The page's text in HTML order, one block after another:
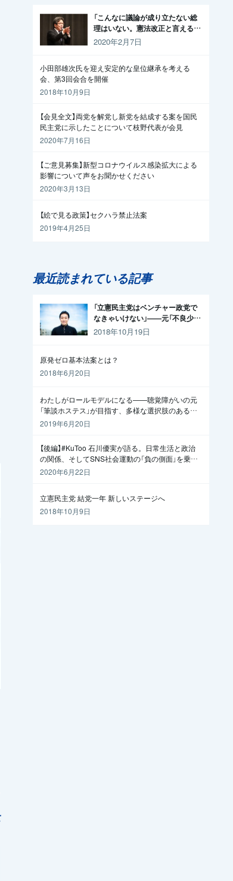
「こんなに議論が成り立たない総
理はいない。憲法改正と言える資
格がどこにある。市民と野党の力
で引きずり下ろそう」杉尾議員
2020年2月7日
小田部雄次氏を迎え安定的な皇位継承を考える
会、第3回会合を開催
2018年10月9日
【会見全文】両党を解党し新党を結成する案を国民
民主党に示したことについて枝野代表が会見
2020年7月16日
【ご意見募集】新型コロナウイルス感染拡大による
影響について声をお聞かせください
2020年3月13日
【絵で見る政策】セクハラ禁止法案
2019年4月25日
最近読まれている記事
「立憲民主党はベンチャー政党で
なきゃいけない」——元「不良少
年」の起業家が政治家になった理
2018年10月19日
原発ゼロ基本法案とは？
2018年6月20日
わたしがロールモデルになる——聴覚障がいの元
「筆談ホステス」が目指す、多様な選択肢のある社
会
2019年6月20日
【後編】#KuToo 石川優実が語る。日常生活と政治
の関係、そしてSNS社会運動の「負の側面」を乗り
越えるには
2020年6月22日
立憲民主党 結党一年 新しいステージへ
2018年10月9日